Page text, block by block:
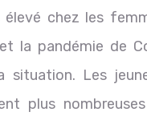
élevé chez les
la pandémie de
situation. Les
plus